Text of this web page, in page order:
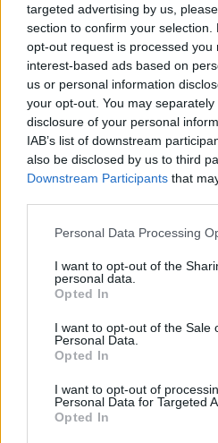
targeted advertising by us,
section to confirm your
opt-out request is processed you
interest-based ads based on
us or personal information
your opt-out. You may
disclosure of your personal
IAB’s list of downstream
also be disclosed by us to third
Downstream Participants that
Personal Data Processing
I want to opt-out of the
personal data.
Opted In
I want to opt-out of the Sale
Personal Data.
Opted In
I want to opt-out of
Personal Data for Targeted
Opted In
triumfas
Šie
pasieks
laukė
Komentarai
Rašyti komentarą
Jūsų vardas